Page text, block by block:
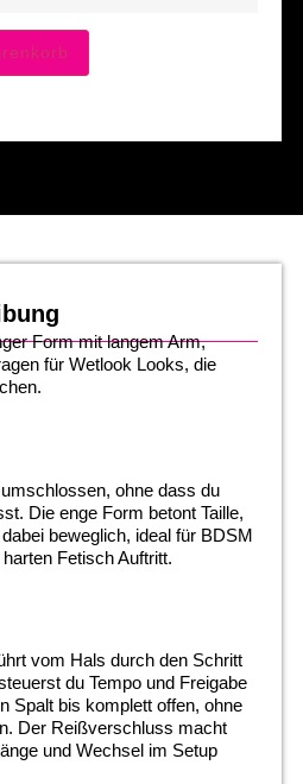
Form mit langem Arm,
für Wetlook Looks, die
ohne dass du
Die enge Form betont Taille,
beweglich, ideal für BDSM
Fetisch Auftritt.
vom Hals durch den Schritt
du Tempo und Freigabe
Spalt bis komplett offen, ohne
Der Reißverschluss macht
und Wechsel im Setup